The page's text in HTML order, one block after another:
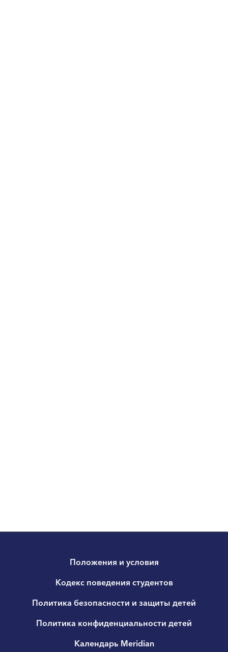
Положения и условия
Кодекс поведения студентов
Политика безопасности и защиты детей
Политика конфиденциальности детей
Календарь Meridian